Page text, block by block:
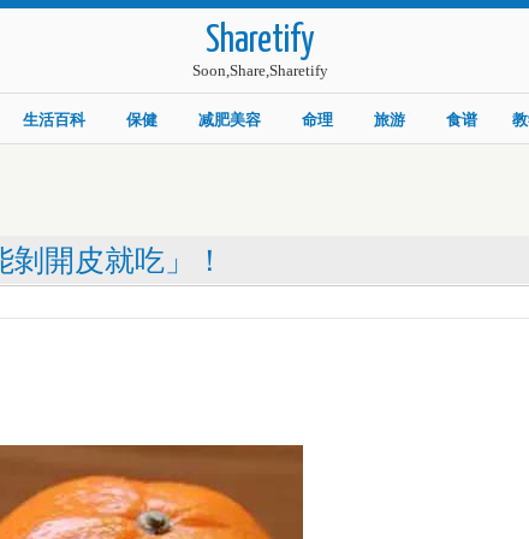
Sharetify
Soon,Share,Sharetify
生活百科 保健 减肥美容 命理 旅游 食谱
開皮就吃」！